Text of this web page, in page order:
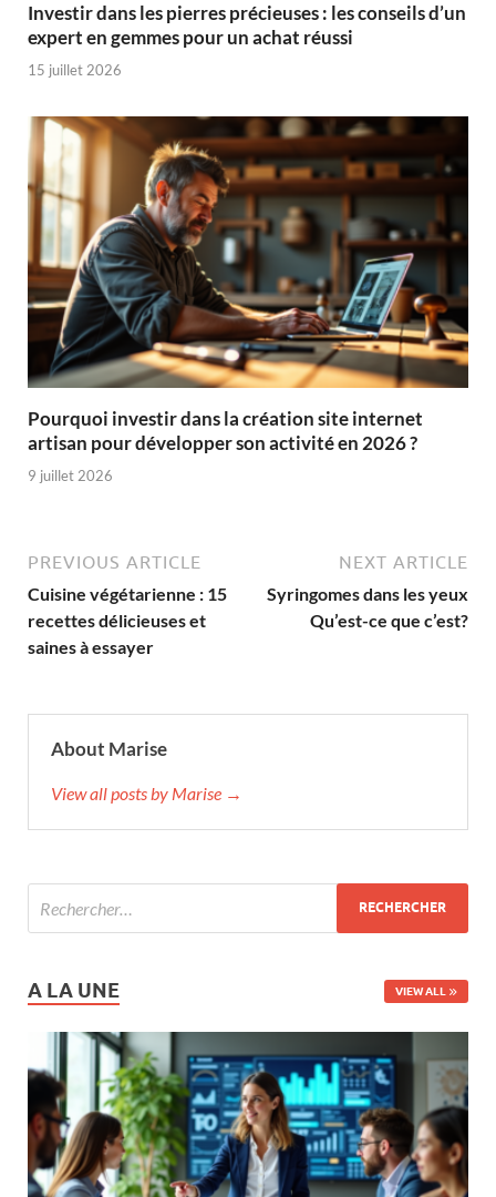
Investir dans les pierres précieuses : les conseils d’un
expert en gemmes pour un achat réussi
15 juillet 2026
Pourquoi investir dans la création site internet
artisan pour développer son activité en 2026 ?
9 juillet 2026
PREVIOUS ARTICLE
Cuisine végétarienne : 15
recettes délicieuses et
saines à essayer
NEXT ARTICLE
Syringomes dans les yeux
Qu’est-ce que c’est?
About Marise
View all posts by Marise →
A LA UNE VIEW ALL